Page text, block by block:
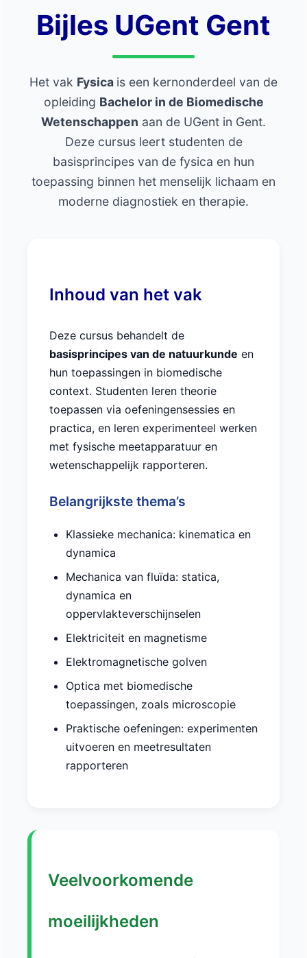
Bijles UGent Gent
Het vak Fysica is een kernonderdeel van de
opleiding Bachelor in de Biomedische
Wetenschappen aan de UGent in Gent.
Deze cursus leert studenten de
basisprincipes van de fysica en hun
toepassing binnen het menselijk lichaam en
moderne diagnostiek en therapie.
Inhoud van het vak
Deze cursus behandelt de
basisprincipes van de natuurkunde en
hun toepassingen in biomedische
context. Studenten leren theorie
toepassen via oefeningensessies en
practica, en leren experimenteel werken
met fysische meetapparatuur en
wetenschappelijk rapporteren.
Belangrijkste thema’s
Klassieke mechanica: kinematica en
dynamica
Mechanica van fluïda: statica,
dynamica en
oppervlakteverschijnselen
Elektriciteit en magnetisme
Elektromagnetische golven
Optica met biomedische
toepassingen, zoals microscopie
Praktische oefeningen: experimenten
uitvoeren en meetresultaten
rapporteren
Veelvoorkomende
moeilijkheden